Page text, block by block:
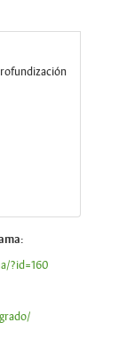
?id=160